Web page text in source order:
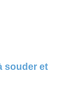
souder et